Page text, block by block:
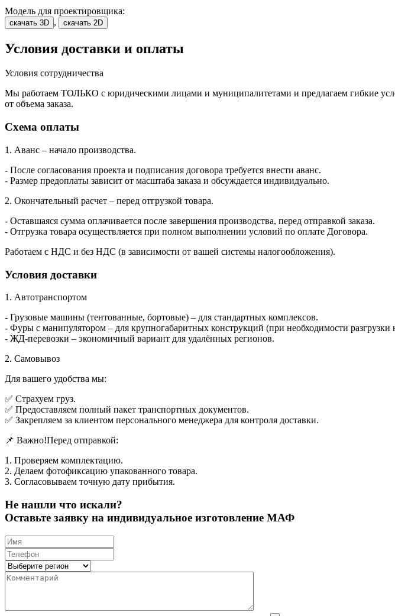
Модель для проектировщика:
скачать 3D , скачать 2D
Условия доставки и оплаты
Условия сотрудничества
Мы работаем ТОЛЬКО с юридическими лицами и муниципалитетами и предлагаем гибкие
от объема заказа.
Схема оплаты
1. Аванс – начало производства.
- После согласования проекта и подписания договора требуется внести аванс.
- Размер предоплаты зависит от масштаба заказа и обсуждается индивидуально.
2. Окончательный расчет – перед отгрузкой товара.
- Оставшаяся сумма оплачивается после завершения производства, перед отправкой заказа.
- Отгрузка товара осуществляется при полном выполнении условий по оплате Договора.
Работаем с НДС и без НДС (в зависимости от вашей системы налогообложения).
Условия доставки
1. Автотранспортом
- Грузовые машины (тентованные, бортовые) – для стандартных комплексов.
- Фуры с манипулятором – для крупногабаритных конструкций (при необходимости разгрузки
- ЖД-перевозки – экономичный вариант для удалённых регионов.
2. Самовывоз
Для вашего удобства мы:
✅ Страхуем груз.
✅ Предоставляем полный пакет транспортных документов.
✅ Закрепляем за клиентом персонального менеджера для контроля доставки.
📌 Важно!Перед отправкой:
1. Проверяем комплектацию.
2. Делаем фотофиксацию упакованного товара.
3. Согласовываем точную дату прибытия.
Не нашли что искали?
Оставьте заявку на индивидуальное изготовление МАФ